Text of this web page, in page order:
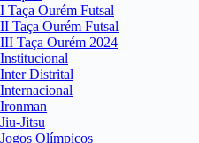
I Taça Ourém Futsal
II Taça Ourém Futsal
III Taça Ourém 2024
Institucional
Inter Distrital
Internacional
Ironman
Jiu-Jitsu
Jogos Olímpicos